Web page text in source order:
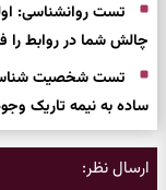
تست روانشناسی:
چالش شما در روابط
تست شخصیت
ساده به نیمه تاریک
ارسال نظر: